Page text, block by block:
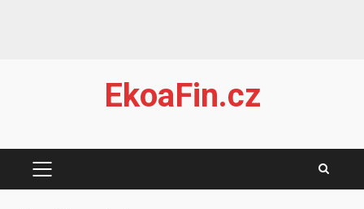
EkoaFin.cz
PRIMARY